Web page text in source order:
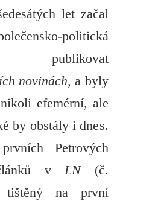
let začal
politická
publikovat
novinách, a byly
efemérní, ale
by obstály i dnes.
Petrových
vLN (č.
tištěný na první